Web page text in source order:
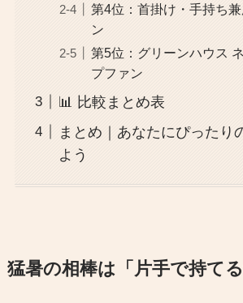
第4位：首掛け・手持ち
ン
第5位：グリーンハウス
プファン
📊 比較まとめ表
まとめ｜あなたにぴったり
よう
猛暑の相棒は「片手で持てる